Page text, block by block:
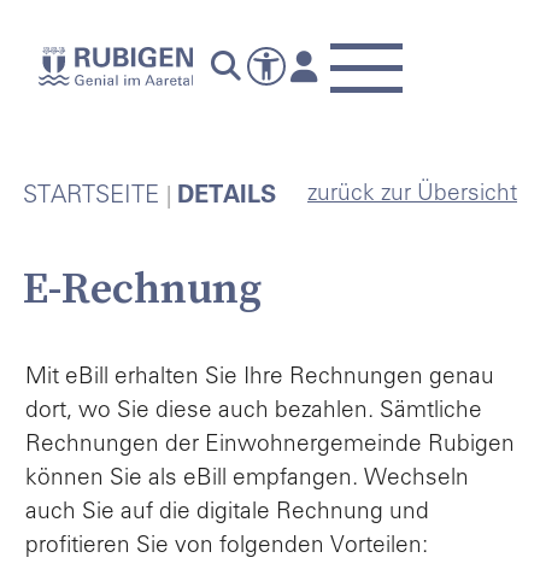
STARTSEITE DETAILS zurück zur Übersicht
E-Rechnung
Mit eBill erhalten Sie Ihre Rechnungen genau
dort, wo Sie diese auch bezahlen. Sämtliche
Rechnungen der Einwohnergemeinde Rubigen
können Sie als eBill empfangen. Wechseln
auch Sie auf die digitale Rechnung und
profitieren Sie von folgenden Vorteilen: